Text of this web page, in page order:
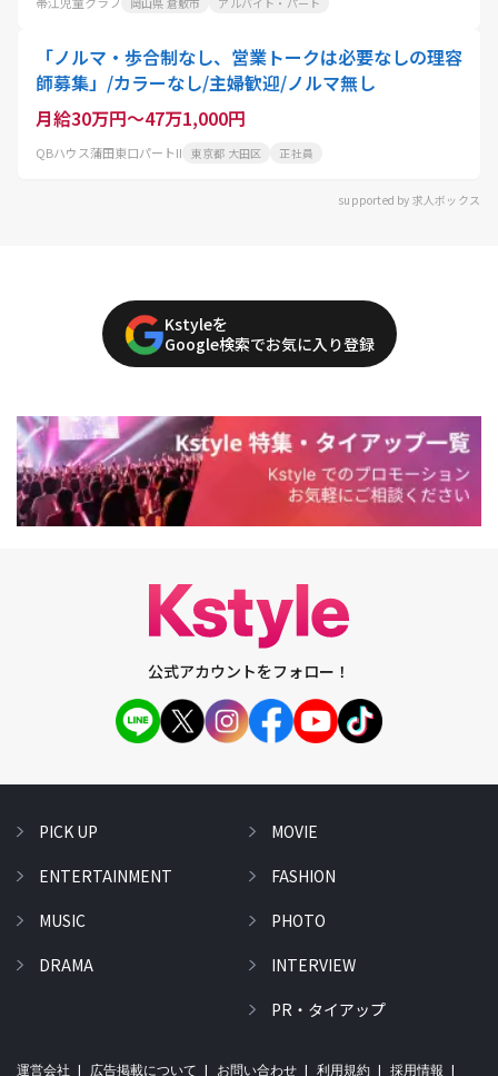
「ノルマ・歩合制なし、営業トークは必要なしの理容
師募集」/カラーなし/主婦歓迎/ノルマ無し
月給30万円～47万1,000円
QBハウス蒲田東口パートII 東京都 大田区 正社員
supported by 求人ボックス
Kstyleを
Google検索でお気に入り登録
公式アカウントをフォロー！
PICK UP
ENTERTAINMENT
MUSIC
DRAMA
MOVIE
FASHION
PHOTO
INTERVIEW
PR・タイアップ
運営会社 広告掲載について お問い合わせ 利用規約 採用情報